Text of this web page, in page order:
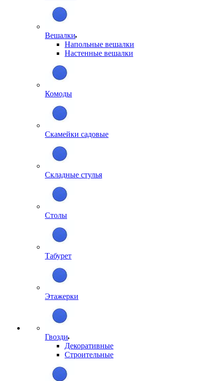
Вешалки
Напольные вешалки
Настенные вешалки
Комоды
Скамейки садовые
Складные стулья
Столы
Табурет
Этажерки
Гвозди
Декоративные
Строительные